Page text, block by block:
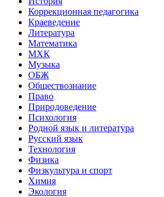
Коррекционная педагогика
Краеведение
Литература
Математика
МХК
Музыка
ОБЖ
Обществознание
Право
Природоведение
Психология
Родной язык и литература
Русский язык
Технология
Физика
Физкультура и спорт
Химия
Экология